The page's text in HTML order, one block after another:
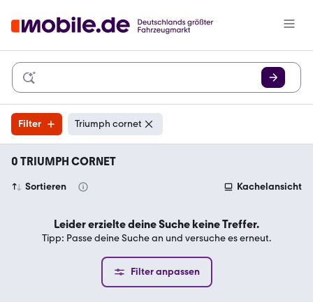
Filter Triumph cornet
0 TRIUMPH CORNET
Sortieren Kachelansicht
Leider erzielte deine Suche keine Treffer.
Tipp: Passe deine Suche an und versuche es erneut.
Filter anpassen